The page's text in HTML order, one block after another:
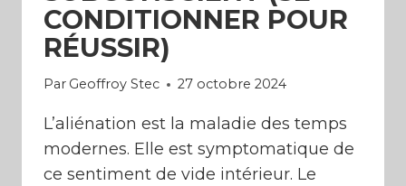
CONDITIONNER POUR
RÉUSSIR)
Par Geoffroy Stec 27 octobre 2024
L’aliénation est la maladie des temps
modernes. Elle est symptomatique de
ce sentiment de vide intérieur. Le